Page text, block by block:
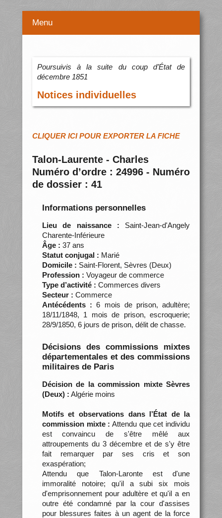
Menu
Poursuivis à la suite du coup d’État de
décembre 1851
Notices individuelles
CLIQUER ICI POUR EXPORTER LA FICHE
Talon-Laurente - Charles
Numéro d’ordre : 24996 - Numéro
de dossier : 41
Informations personnelles
Lieu de naissance : Saint-Jean-d'Angely
Charente-Inférieure
Âge : 37 ans
Statut conjugal : Marié
Domicile : Saint-Florent, Sèvres (Deux)
Profession : Voyageur de commerce
Type d’activité : Commerces divers
Secteur : Commerce
Antécédents : 6 mois de prison, adultère;
18/11/1848, 1 mois de prison, escroquerie;
28/9/1850, 6 jours de prison, délit de chasse.
Décisions des commissions mixtes
départementales et des commissions
militaires de Paris
Décision de la commission mixte Sèvres
(Deux) : Algérie moins
Motifs et observations dans l’État de la
commission mixte : Attendu que cet individu
est convaincu de s'être mêlé aux
attroupements du 3 décembre et de s'y être
fait remarquer par ses cris et son
exaspération;
Attendu que Talon-Laronte est d'une
immoralité notoire; qu'il a subi six mois
d'emprisonnement pour adultère et qu'il a en
outre été condamné par la cour d'assises
pour blessures faites à un agent de la force